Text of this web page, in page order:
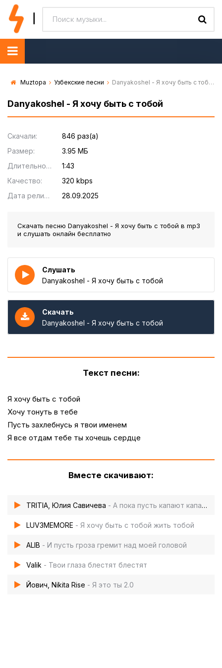
Muztopa Узбекские песни Danyakoshel - Я хочу быть с тобой
Danyakoshel - Я хочу быть с тобой
Скачали:
846 раз(а)
Размер:
3.95 МБ
Длительность:
1:43
Качество:
320 kbps
Дата релиза:
28.09.2025
Скачать песню Danyakoshel - Я хочу быть с тобой в mp3
и слушать онлайн бесплатно
Слушать
Danyakoshel - Я хочу быть с тобой
Скачать
Danyakoshel - Я хочу быть с тобой
Текст песни:
Я хочу быть с тобой
Хочу тонуть в тебе
Пусть захлебнусь я твои именем
Я все отдам тебе ты хочешь сердце
Вместе скачивают:
TRITIA, Юлия Савичева - А пока пусть капают капают
LUV3MEMORE - Я хочу быть с тобой жить тобой
ALIB - И пусть гроза гремит над моей головой
Valik - Твои глаза блестят блестят
Йович, Nikita Rise - Я это ты 2.0